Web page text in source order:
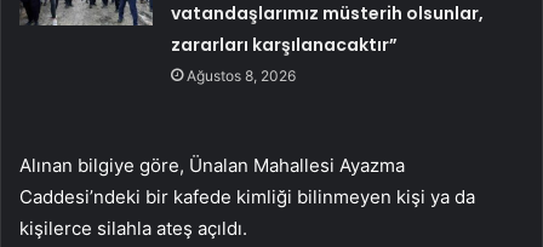
vatandaşlarımız müsterih olsunlar,
zararları karşılanacaktır”
Ağustos 8, 2026
Alınan bilgiye göre, Ünalan Mahallesi Ayazma
Caddesi’ndeki bir kafede kimliği bilinmeyen kişi ya da
kişilerce silahla ateş açıldı.